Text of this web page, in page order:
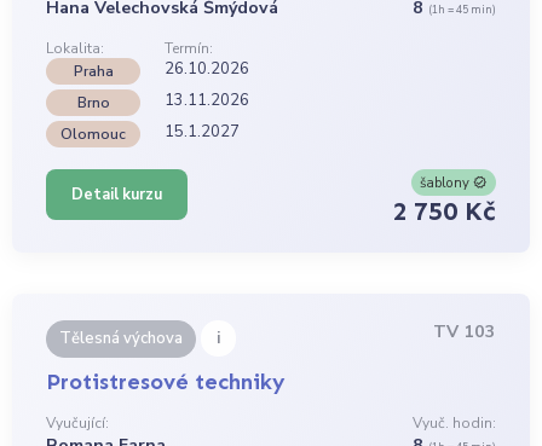
Hana Velechovská Šmýdová 8 (1h = 45 min)
Lokalita:
Termín:
Praha
26.10.2026
Brno 13.11.2026
Olomouc 15.1.2027
Detail kurzu
šablony
2 750 Kč
Tělesná výchova i TV 103
Protistresové techniky
Vyučující: Vyuč. hodin: